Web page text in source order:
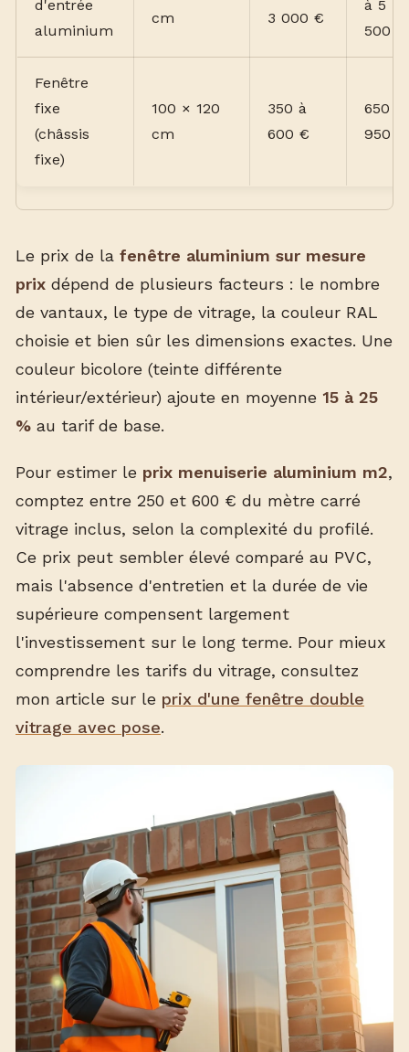
d'entrée
aluminium
cm
3 000 €
à 5
500 €
Fenêtre
fixe
(châssis
fixe)
100 × 120
cm
350 à
600 €
650 à
950 €
Le prix de la fenêtre aluminium sur mesure
prix dépend de plusieurs facteurs : le nombre
de vantaux, le type de vitrage, la couleur RAL
choisie et bien sûr les dimensions exactes. Une
couleur bicolore (teinte différente
intérieur/extérieur) ajoute en moyenne 15 à 25
% au tarif de base.
Pour estimer le prix menuiserie aluminium m2,
comptez entre 250 et 600 € du mètre carré
vitrage inclus, selon la complexité du profilé.
Ce prix peut sembler élevé comparé au PVC,
mais l'absence d'entretien et la durée de vie
supérieure compensent largement
l'investissement sur le long terme. Pour mieux
comprendre les tarifs du vitrage, consultez
mon article sur le prix d'une fenêtre double
vitrage avec pose.